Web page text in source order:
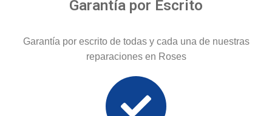
Garantía por Escrito
Garantía por escrito de todas y cada una de nuestras
reparaciones en Roses